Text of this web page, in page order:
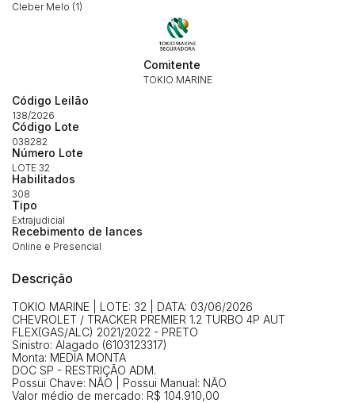
Cleber Melo (1)
Comitente
TOKIO MARINE
Código Leilão
138/2026
Código Lote
038282
Número Lote
LOTE 32
Habilitados
308
Tipo
Extrajudicial
Recebimento de lances
Online e Presencial
Descrição
TOKIO MARINE | LOTE: 32 | DATA: 03/06/2026
CHEVROLET / TRACKER PREMIER 1.2 TURBO 4P AUT
FLEX(GAS/ALC) 2021/2022 - PRETO
Sinistro: Alagado (6103123317)
Monta: MEDIA MONTA
DOC SP - RESTRIÇÃO ADM.
Possui Chave: NÃO | Possui Manual: NÃO
Valor médio de mercado: R$ 104.910,00
Envie sua Proposta
(Art. 895, CPC)
Histórico de Propostas
Clique aqui para fazer login
Habilite-se para efetuar lances ou